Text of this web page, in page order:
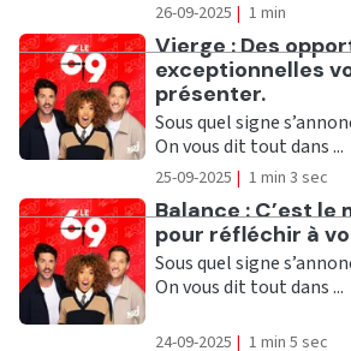
26-09-2025 | 1 min
Ecouter
Vierge : Des
exceptionnelles
présenter.
Sous quel signe
On vous dit tout dans ...
25-09-2025 | 1 min 3 sec
Ecouter
Balance : C’est
pour réfléchir à
Sous quel signe
On vous dit tout dans ...
24-09-2025 | 1 min 5 sec